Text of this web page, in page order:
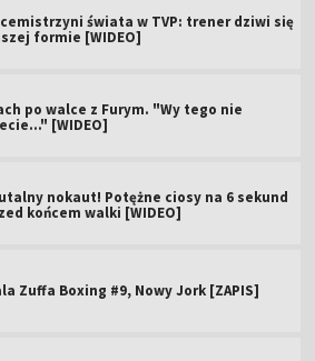
świata w TVP: trener dziwi się
formie [WIDEO]
po walce z Furym. "Wy tego nie
[WIDEO]
nokaut! Potężne ciosy na 6 sekund
przed końcem walki [WIDEO]
Zuffa Boxing #9, Nowy Jork [ZAPIS]